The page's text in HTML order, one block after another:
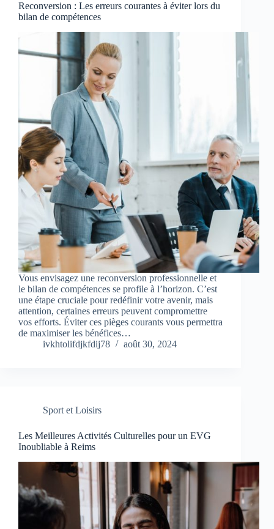
Reconversion : Les erreurs courantes à éviter lors du
bilan de compétences
Vous envisagez une reconversion professionnelle et
le bilan de compétences se profile à l’horizon. C’est
une étape cruciale pour redéfinir votre avenir, mais
attention, certaines erreurs peuvent compromettre
vos efforts. Éviter ces pièges courants vous permettra
de maximiser les bénéfices…
ivkhtolifdjkfdij78
août 30, 2024
Sport et Loisirs
Les Meilleures Activités Culturelles pour un EVG
Inoubliable à Reims